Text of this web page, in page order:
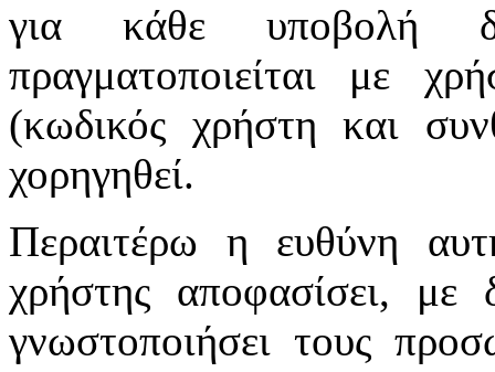
για κάθε υποβολή
πραγματοποιείται με
(κωδικός χρήστη και
χορηγηθεί.
Περαιτέρω η ευθύνη
χρήστης αποφασίσει, με
γνωστοποιήσει τους